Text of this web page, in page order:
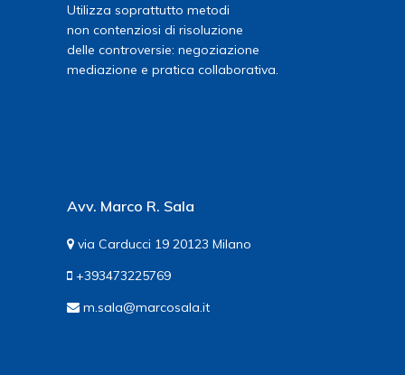
Utilizza soprattutto metodi
non contenziosi di risoluzione
delle controversie: negoziazione
mediazione e pratica collaborativa.
Avv. Marco R. Sala
via Carducci 19 20123 Milano
+393473225769
m.sala@marcosala.it